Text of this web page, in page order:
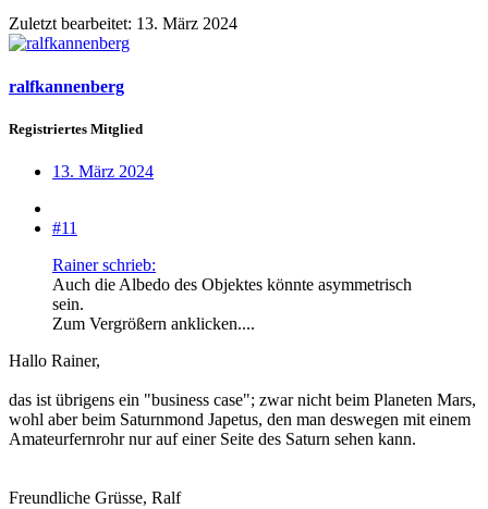
Zuletzt bearbeitet: 13. März 2024
ralfkannenberg
Registriertes Mitglied
13. März 2024
#11
Rainer schrieb:
Auch die Albedo des Objektes könnte asymmetrisch
sein.
Zum Vergrößern anklicken....
Hallo Rainer,
das ist übrigens ein "business case"; zwar nicht beim Planeten Mars,
wohl aber beim Saturnmond Japetus, den man deswegen mit einem
Amateurfernrohr nur auf einer Seite des Saturn sehen kann.
Freundliche Grüsse, Ralf